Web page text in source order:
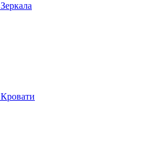
Зеркала
Кровати